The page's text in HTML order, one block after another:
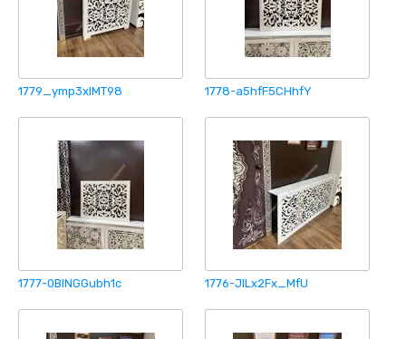
1779_ymp3xIMT98 1778-a5hfF5CHhfY
1777-0BINGGubh1c 1776-JlLx2Fx_MfU